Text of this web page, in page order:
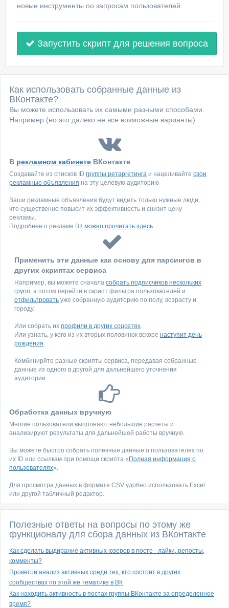
новые инструменты по запросам пользователей.
Запустить скрипт для решения вопроса
Как использовать собранные данные из
ВКонтакте?
Вы можете использовать их самыми разными способами.
Например (но это далеко не все возможные варианты):
В рекламном кабинете ВКонтакте
Создавайте из списков ID группы ретаргетинга и нацеливайте свои
рекламные объявления на эту целевую аудиторию
Ваши рекламные объявления будут видеть только нужные люди,
что существенно повысит их эффективность и снизит цену
рекламы.
Подробнее о рекламе ВК можно прочитать здесь.
Применить эти данные как основу для парсингов в
других скриптах сервиса
Например, вы можете сначала собрать подписчиков нескольких
групп, а потом перейти в скрипт фильтра пользователей и
отфильтровать уже собранную аудиторию по полу, возрасту и
городу.
Или собрать их профили в других соцсетях.
Или узнать, у кого из их вторых половинок вскоре наступит день
рождения.
Комбинирйте разные скрипты сервиса, передавая собранные
данные из одного в другой для дальнейшего уточнения
аудитории.
Обработка данных вручную
Многие пользователи выполняют небольшие расчёты и
анализируют результаты для дальнейшей работы вручную.
Вы можете быстро собрать полезные данные о пользователях по
их ID или ссылкам при помощи скрипта « Полная информация о
пользователях».
Для просмотра данных в формате CSV удобно использовать Excel
или другой табличный редактор.
Полезные ответы на вопросы по этому же
функционалу для сбора данных из ВКонтакте
Как сделать выдирание активных юзеров в посте - лайки, репосты,
комменты?
Провести анализ активных среди тех, кто состоит в других
сообществах по этой же тематике в ВК
Как находить активность в постах группы ВКонтакте за определенное
время?